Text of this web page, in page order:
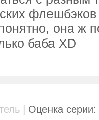
она ж
баба XD
| Оценка серии: